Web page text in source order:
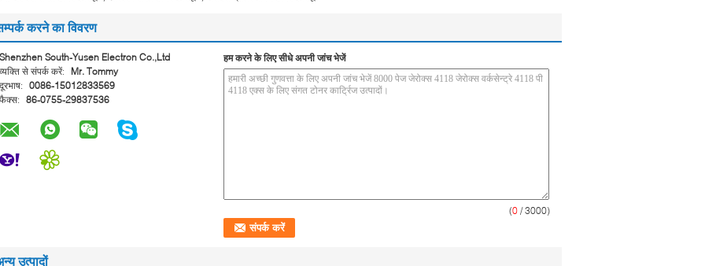
करने का विवरण
Shenzhen South-Yusen Electron Co.,Ltd
व्यक्ति से संपर्क करें:
Mr. Tommy
दूरभाष: 0086-15012833569
फैक्स: 86-0755-29837536
हम करने के लिए सीधे अपनी जांच भेजें
(0 / 3000)
उत्पादों